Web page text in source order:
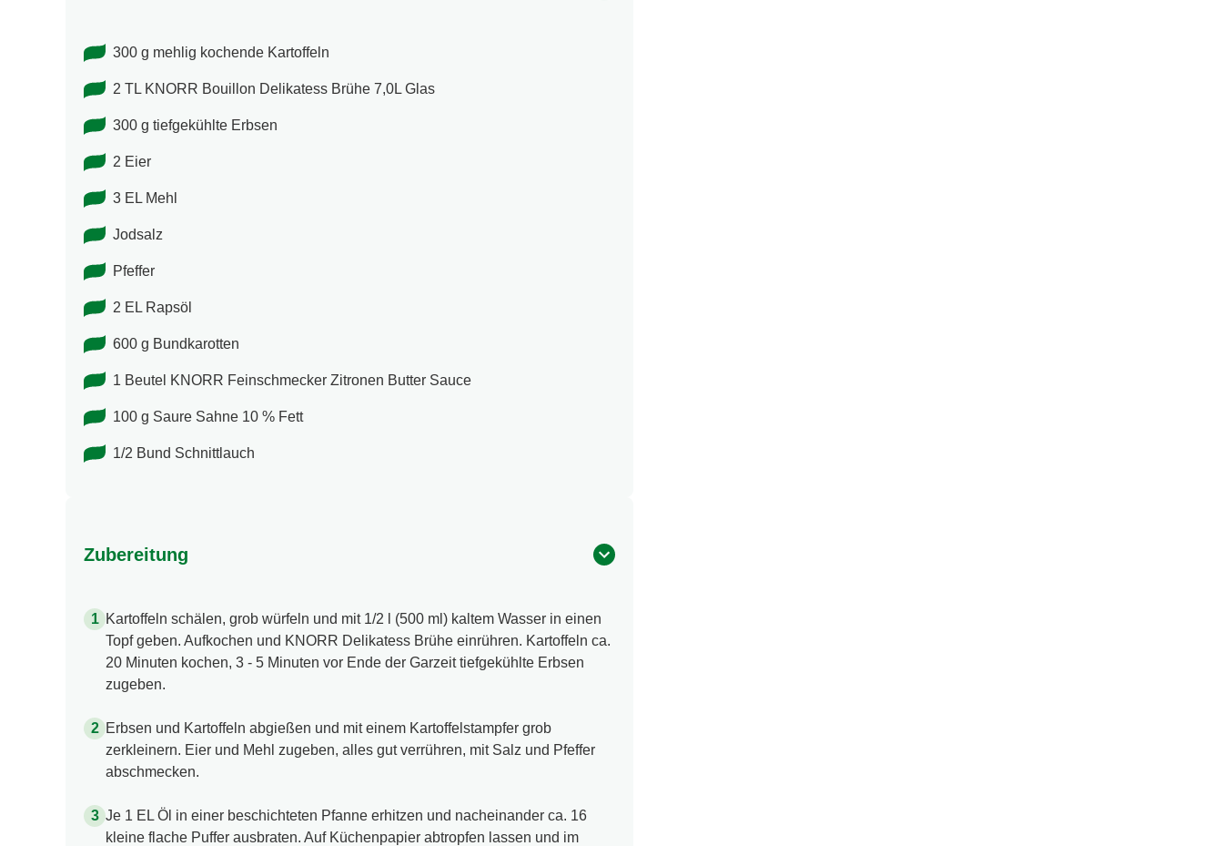
300 g mehlig kochende Kartoffeln
2 TL KNORR Bouillon Delikatess Brühe 7,0L Glas
300 g tiefgekühlte Erbsen
2 Eier
3 EL Mehl
Jodsalz
Pfeffer
2 EL Rapsöl
600 g Bundkarotten
1 Beutel KNORR Feinschmecker Zitronen Butter Sauce
100 g Saure Sahne 10 % Fett
1/2 Bund Schnittlauch
Zubereitung
Kartoffeln schälen, grob würfeln und mit 1/2 l (500 ml) kaltem Wasser in einen
Topf geben. Aufkochen und KNORR Delikatess Brühe einrühren. Kartoffeln ca.
20 Minuten kochen, 3 - 5 Minuten vor Ende der Garzeit tiefgekühlte Erbsen
zugeben.
Erbsen und Kartoffeln abgießen und mit einem Kartoffelstampfer grob
zerkleinern. Eier und Mehl zugeben, alles gut verrühren, mit Salz und Pfeffer
abschmecken.
Je 1 EL Öl in einer beschichteten Pfanne erhitzen und nacheinander ca. 16
kleine flache Puffer ausbraten. Auf Küchenpapier abtropfen lassen und im